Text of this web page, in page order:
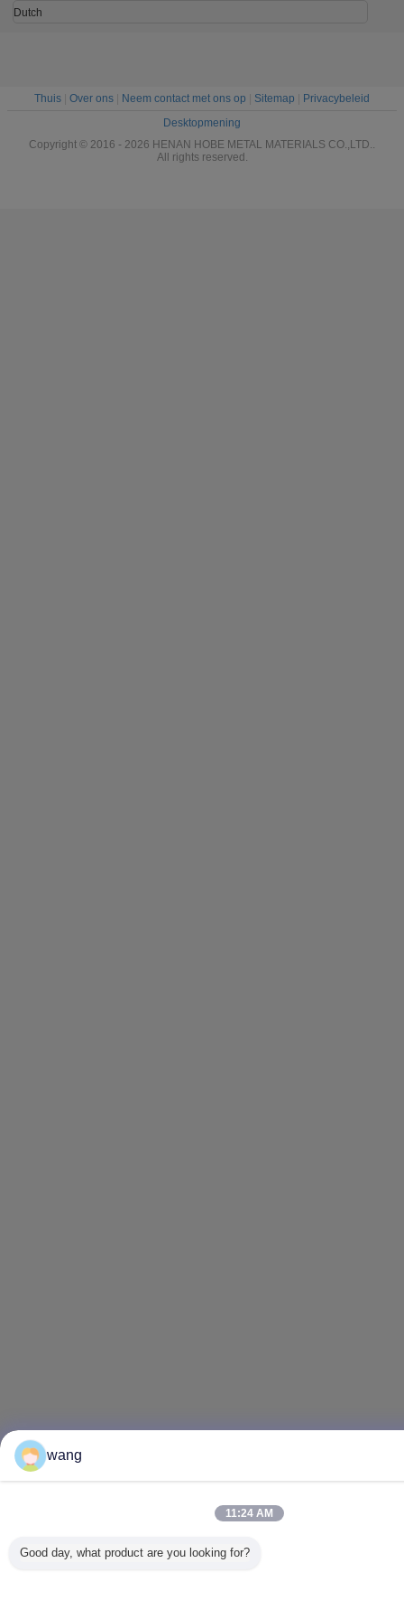
Dutch
Thuis Over ons Neem contact met ons op Sitemap
Privacybeleid
Desktopmening
Copyright © 2016 - 2026 HENAN HOBE METAL MATERIALS CO.,LTD..
All rights reserved.
wang
11:24 AM
Good day, what product are you looking for?